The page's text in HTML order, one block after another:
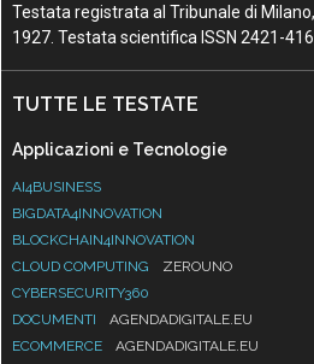
Testata registrata al Tribunale di
1927. Testata scientifica ISSN 2421-
TUTTE LE TESTATE
Applicazioni e Tecnologie
AI4BUSINESS
BIGDATA4INNOVATION
BLOCKCHAIN4INNOVATION
CLOUD COMPUTING
ZEROUNO
CYBERSECURITY360
DOCUMENTI
AGENDADIGITALE.EU
ECOMMERCE
AGENDADIGITALE.EU